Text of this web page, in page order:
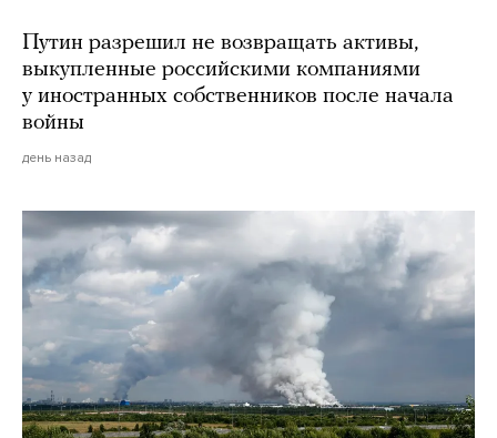
Путин разрешил не возвращать активы,
выкупленные российскими компаниями
у иностранных собственников после начала
войны
день назад